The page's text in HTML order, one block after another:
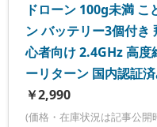
ドローン 100g未満
ン バッテリー3個付き
心者向け 2.4GHz 高度
ーリターン 国内認証
￥2,990
(価格・在庫状況は記事公開